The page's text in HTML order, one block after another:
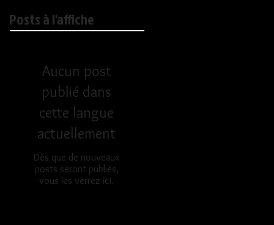
Posts à l'affiche
Aucun post
publié dans
cette langue
actuellement
Dès que de nouveaux
posts seront publiés,
vous les verrez ici.